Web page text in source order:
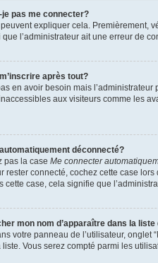
pas me connecter?
expliquer cela. Premièrement,
l’administrateur ait une erreur de
après tout?
en avoir besoin mais
aux visiteurs comme les
déconnecté?
pas la case Me connecter
rester connecté, cochez cette case
cette case, cela signifie que
mon nom d’apparaître dans la
votre panneau de l’utilisateur, onglet
Vous serez compté parmi les